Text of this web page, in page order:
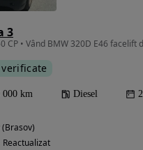
3
CP • Vând BMW 320D E46 facelift
000 km Diesel
Reactualizat